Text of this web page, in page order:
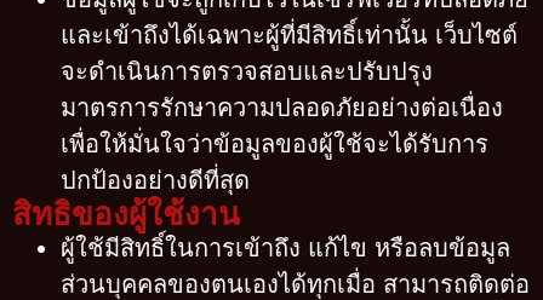
และเข้าถึงได้เฉพาะผู้ที่มีสิทธิ์เท่านั้น เว็บไซต์
จะดำเนินการตรวจสอบและปรับปรุง
มาตรการรักษาความปลอดภัยอย่างต่อเนื่อง
เพื่อให้มั่นใจว่าข้อมูลของผู้ใช้จะได้รับการ
ปกป้องอย่างดีที่สุด
สิทธิของผู้ใช้งาน
ผู้ใช้มีสิทธิ์ในการเข้าถึง แก้ไข หรือลบข้อมูล
ส่วนบุคคลของตนเองได้ทุกเมื่อ สามารถติดต่อ